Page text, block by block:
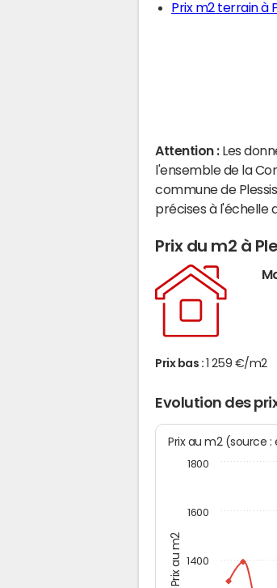
Prix m2 terrain à
Attention : Les
l'ensemble de la
commune de
précises à l'échelle
Prix du m2 à
Prix bas : 1 259 €/m2
Evolution des
Prix au m2
Prix au m2
1400
1600
1800